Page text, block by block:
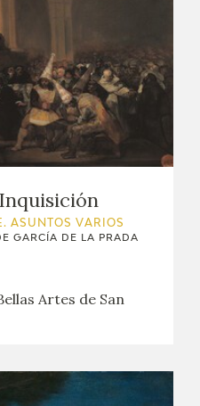
ASUNTOS VARIOS
GARCÍA DE LA PRADA
Artes de San